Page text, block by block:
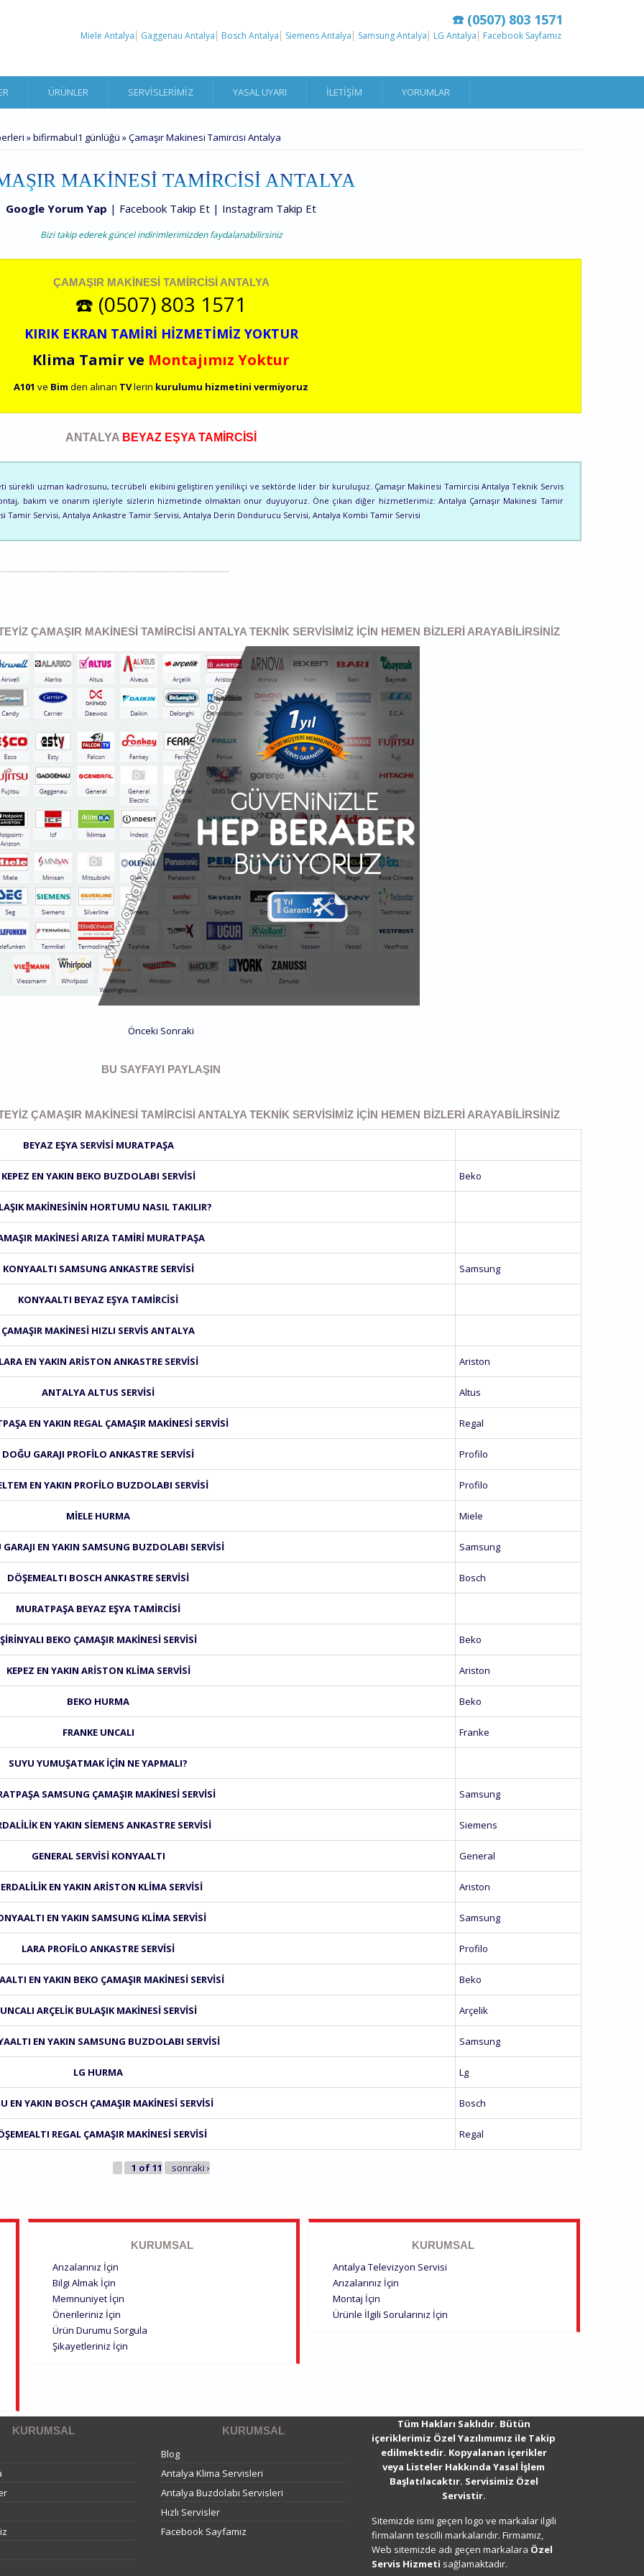
☎️ (0507) 803 1571
Miele Antalya Gaggenau Antalya Bosch Antalya Siemens Antalya Samsung Antalya LG Antalya Facebook Sayfamız
ÜRÜNLER SERVISLERIMIZ YASAL UYARI İLETIŞIM YORUMLAR
»bifirmabul1 günlüğü » Çamaşır Makinesi Tamircisi Antalya
MAKINESI TAMIRCISI ANTALYA
Google Yorum Yap | Facebook Takip Et | Instagram Takip Et
Bizi takip ederek güncel indirimlerimizden faydalanabilirsiniz
ÇAMAŞIR MAKINESI TAMIRCISI ANTALYA
☎️ (0507) 803 1571
KIRIK EKRAN TAMİRİ HİZMETİMİZ YOKTUR
Klima Tamir ve Montajımız Yoktur
A101 ve Bim den alınan TVlerin kurulumu hizmetini vermiyoruz
ANTALYA BEYAZ EŞYA TAMİRCİSİ
sürekli uzman kadrosunu, tecrübeli ekibini geliştiren yenilikçi ve sektörde lider bir kuruluşuz. Çamaşır Makinesi Tamircisi Antalya Teknik Servis
bakım ve onarım işleriyle sizlerin hizmetinde olmaktan onur duyuyoruz. Öne çıkan diğer hizmetlerimiz: Antalya Çamaşır Makinesi Tamir
Tamir Servisi, Antalya Ankastre Tamir Servisi, Antalya Derin Dondurucu Servisi, Antalya Kombi Tamir Servisi
ÇAMAŞIR MAKINESI TAMIRCISI ANTALYA TEKNIK SERVISIMIZ IÇIN HEMEN BIZLERI ARAYABILIRSINIZ
Önceki Sonraki
BU SAYFAYI PAYLAŞIN
ÇAMAŞIR MAKINESI TAMIRCISI ANTALYA TEKNIK SERVISIMIZ IÇIN HEMEN BIZLERI ARAYABILIRSINIZ
BEYAZ EŞYA SERVISI MURATPAŞA
KEPEZ EN YAKIN BEKO BUZDOLABI SERVISI Beko
MAKINESININ HORTUMU NASIL TAKILIR?
MAKINESI ARIZA TAMIRI MURATPAŞA
KONYAALTI SAMSUNG ANKASTRE SERVISI Samsung
KONYAALTI BEYAZ EŞYA TAMIRCISI
ÇAMAŞIR MAKINESI HIZLI SERVIS ANTALYA
LARA EN YAKIN ARISTON ANKASTRE SERVISI Ariston
ANTALYA ALTUS SERVISI Altus
EN YAKIN REGAL ÇAMAŞIR MAKINESI SERVISI Regal
DOĞU GARAJI PROFILO ANKASTRE SERVISI Profilo
EN YAKIN PROFILO BUZDOLABI SERVISI Profilo
MIELE HURMA Miele
GARAJI EN YAKIN SAMSUNG BUZDOLABI SERVISI Samsung
DÖŞEMEALTI BOSCH ANKASTRE SERVISI Bosch
MURATPAŞA BEYAZ EŞYA TAMIRCISI
ŞIRINYALI BEKO ÇAMAŞIR MAKINESI SERVISI Beko
KEPEZ EN YAKIN ARISTON KLIMA SERVISI Ariston
BEKO HURMA Beko
FRANKE UNCALI Franke
SUYU YUMUŞATMAK IÇIN NE YAPMALI?
SAMSUNG ÇAMAŞIR MAKINESI SERVISI Samsung
EN YAKIN SIEMENS ANKASTRE SERVISI Siemens
GENERAL SERVISI KONYAALTI General
EN YAKIN ARISTON KLIMA SERVISI Ariston
EN YAKIN SAMSUNG KLIMA SERVISI Samsung
LARA PROFILO ANKASTRE SERVISI Profilo
EN YAKIN BEKO ÇAMAŞIR MAKINESI SERVISI Beko
UNCALI ARÇELIK BULAŞIK MAKINESI SERVISI Arçelik
EN YAKIN SAMSUNG BUZDOLABI SERVISI Samsung
LG HURMA Lg
EN YAKIN BOSCH ÇAMAŞIR MAKINESI SERVISI Bosch
REGAL ÇAMAŞIR MAKINESI SERVISI Regal
1 of 11 sonraki ›
KURUMSAL
Arızalarınız İçin
Bilgi Almak İçin
Memnuniyet İçin
Önerileriniz İçin
Ürün Durumu Sorgula
Şikayetleriniz İçin
KURUMSAL
Antalya Televizyon Servisi
Arızalarınız İçin
Montaj İçin
Ürünle İlgili Sorularınız İçin
KURUMSAL KURUMSAL
Blog
Antalya Klima Servisleri
Antalya Buzdolabı Servisleri
Hızlı Servisler
Facebook Sayfamız
Tüm Hakları Saklıdır. Bütün
içeriklerimiz Özel Yazılımımız ile Takip
edilmektedir. Kopyalanan içerikler
veya Listeler Hakkında Yasal İşlem
Başlatılacaktır. Servisimiz Özel
Servistir.
Sitemizde ismi geçen logo ve markalar ilgili
firmaların tescilli markalarıdır. Firmamız,
Web sitemizde adı geçen markalara Özel
Servis Hizmeti sağlamaktadır.